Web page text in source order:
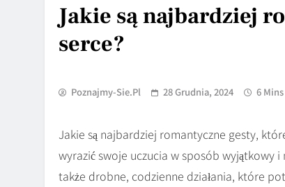
Jakie są najbardziej
serce?
Poznajmy-Sie.pl 28 Grudnia, 2024 6 Mins
Jakie są najbardziej romantyczne gesty,
wyrazić swoje uczucia w sposób wyjątkowy
także drobne, codzienne działania, które